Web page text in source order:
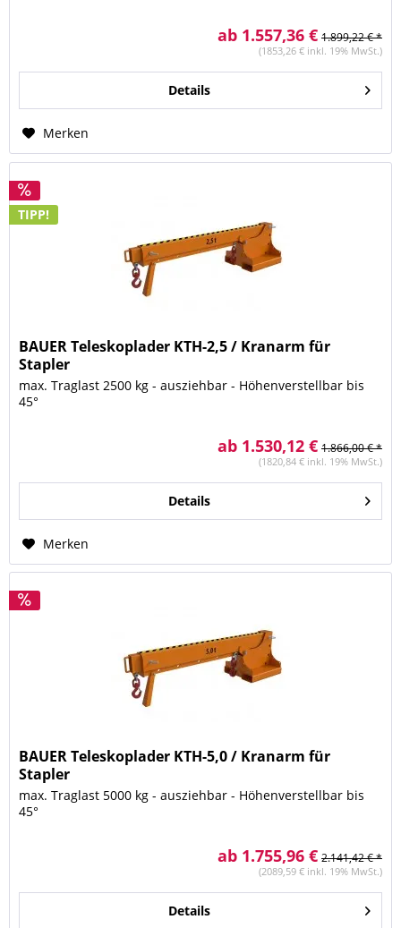
ab 1.557,36 € 1.899,22 € *
(1853,26 € inkl. 19% MwSt.)
Details
Merken
TIPP!
BAUER Teleskoplader KTH-2,5 / Kranarm für
Stapler
max. Traglast 2500 kg - ausziehbar - Höhenverstellbar bis
45°
ab 1.530,12 € 1.866,00 € *
(1820,84 € inkl. 19% MwSt.)
Details
Merken
BAUER Teleskoplader KTH-5,0 / Kranarm für
Stapler
max. Traglast 5000 kg - ausziehbar - Höhenverstellbar bis
45°
ab 1.755,96 € 2.141,42 € *
(2089,59 € inkl. 19% MwSt.)
Details